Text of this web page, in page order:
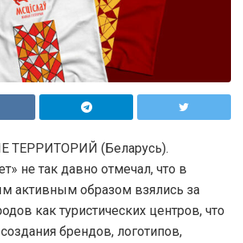
ТЕРРИТОРИЙ (Беларусь).
не так давно отмечал, что в
активным образом взялись за
как туристических центров, что
брендов, логотипов,